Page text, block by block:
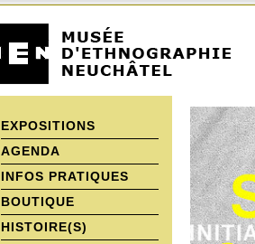
EXPOSITIONS
AGENDA
INFOS PRATIQUES
BOUTIQUE
HISTOIRE(S)